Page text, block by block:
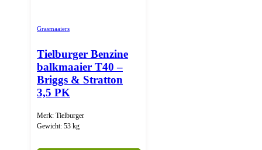
Grasmaaiers
Tielburger Benzine
balkmaaier T40 –
Briggs & Stratton
3,5 PK
Merk: Tielburger
Gewicht: 53 kg